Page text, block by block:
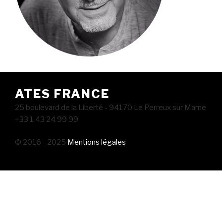
ATES FRANCE
25 boulevard de la Liberté - 94170 Le Perreux sur Marne
+33 1 43 24 99 99
© 2016 - 2025 Mentions légales